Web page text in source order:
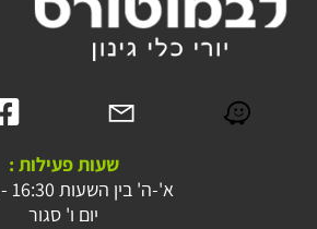
שעות פעילות :
א'-ה' בין השעות 16:30 - 09:00
יום ו' סגור